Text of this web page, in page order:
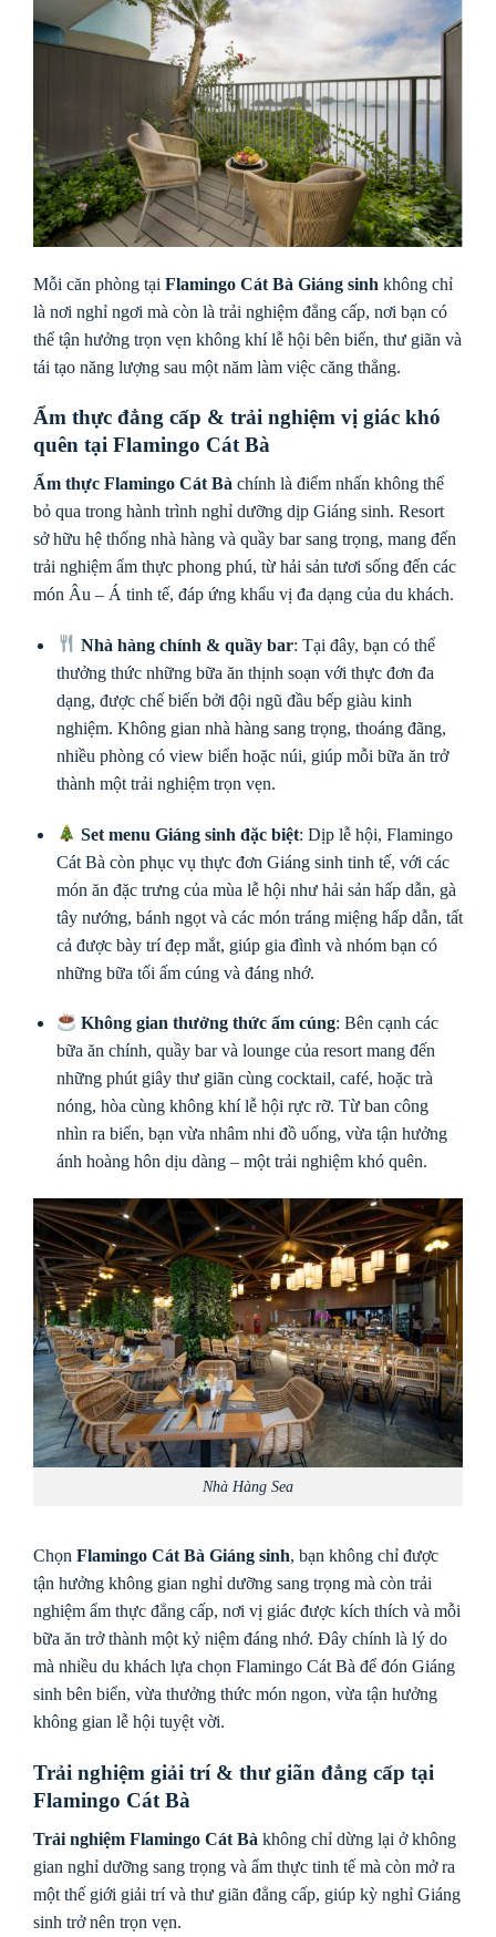
Mỗi căn phòng tại Flamingo Cát Bà Giáng sinh không chỉ
là nơi nghỉ ngơi mà còn là trải nghiệm đẳng cấp, nơi bạn có
thể tận hưởng trọn vẹn không khí lễ hội bên biển, thư giãn và
tái tạo năng lượng sau một năm làm việc căng thẳng.
Ẩm thực đẳng cấp & trải nghiệm vị giác khó
quên tại Flamingo Cát Bà
Ẩm thực Flamingo Cát Bà chính là điểm nhấn không thể
bỏ qua trong hành trình nghỉ dưỡng dịp Giáng sinh. Resort
sở hữu hệ thống nhà hàng và quầy bar sang trọng, mang đến
trải nghiệm ẩm thực phong phú, từ hải sản tươi sống đến các
món Âu – Á tinh tế, đáp ứng khẩu vị đa dạng của du khách.
Nhà hàng chính & quầy bar: Tại đây, bạn có thể
thưởng thức những bữa ăn thịnh soạn với thực đơn đa
dạng, được chế biến bởi đội ngũ đầu bếp giàu kinh
nghiệm. Không gian nhà hàng sang trọng, thoáng đãng,
nhiều phòng có view biển hoặc núi, giúp mỗi bữa ăn trở
thành một trải nghiệm trọn vẹn.
Set menu Giáng sinh đặc biệt: Dịp lễ hội, Flamingo
Cát Bà còn phục vụ thực đơn Giáng sinh tinh tế, với các
món ăn đặc trưng của mùa lễ hội như hải sản hấp dẫn, gà
tây nướng, bánh ngọt và các món tráng miệng hấp dẫn, tất
cả được bày trí đẹp mắt, giúp gia đình và nhóm bạn có
những bữa tối ấm cúng và đáng nhớ.
Không gian thưởng thức ấm cúng: Bên cạnh các
bữa ăn chính, quầy bar và lounge của resort mang đến
những phút giây thư giãn cùng cocktail, café, hoặc trà
nóng, hòa cùng không khí lễ hội rực rỡ. Từ ban công
nhìn ra biển, bạn vừa nhâm nhi đồ uống, vừa tận hưởng
ánh hoàng hôn dịu dàng – một trải nghiệm khó quên.
Nhà Hàng Sea
Chọn Flamingo Cát Bà Giáng sinh, bạn không chỉ được
tận hưởng không gian nghỉ dưỡng sang trọng mà còn trải
nghiệm ẩm thực đẳng cấp, nơi vị giác được kích thích và mỗi
bữa ăn trở thành một kỷ niệm đáng nhớ. Đây chính là lý do
mà nhiều du khách lựa chọn Flamingo Cát Bà để đón Giáng
sinh bên biển, vừa thưởng thức món ngon, vừa tận hưởng
không gian lễ hội tuyệt vời.
Trải nghiệm giải trí & thư giãn đẳng cấp tại
Flamingo Cát Bà
Trải nghiệm Flamingo Cát Bà không chỉ dừng lại ở không
gian nghỉ dưỡng sang trọng và ẩm thực tinh tế mà còn mở ra
một thế giới giải trí và thư giãn đẳng cấp, giúp kỳ nghỉ Giáng
sinh trở nên trọn vẹn.